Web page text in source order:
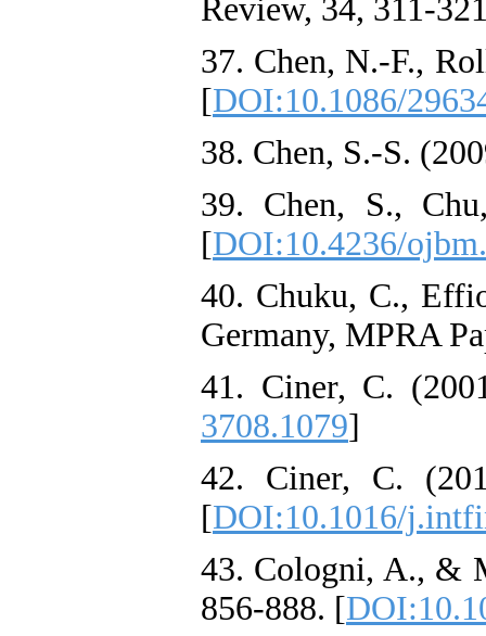
Review, 34, 311-
37. Chen, N.-F.,
[DOI:10.1086/
38. Chen, S.-S.
39. Chen, S.,
[DOI:10.4236/
40. Chuku, C.,
Germany, MPRA
41. Ciner, C.
3708.1079]
42. Ciner, C.
[DOI:10.1016/
43. Cologni, A., &
856-888. [